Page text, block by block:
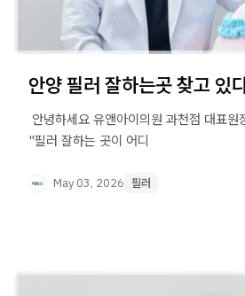
안양 필러 잘하는곳 찾고 있
안녕하세요 유앤아이의원 과천점 대표원
"필러 잘하는 곳이 어디
May 03, 2026 필러